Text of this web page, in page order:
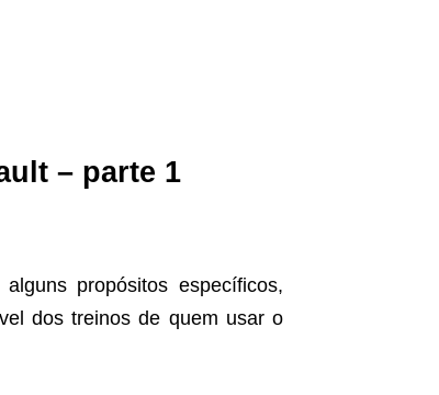
– parte 1
propósitos específicos,
dos treinos de quem usar o